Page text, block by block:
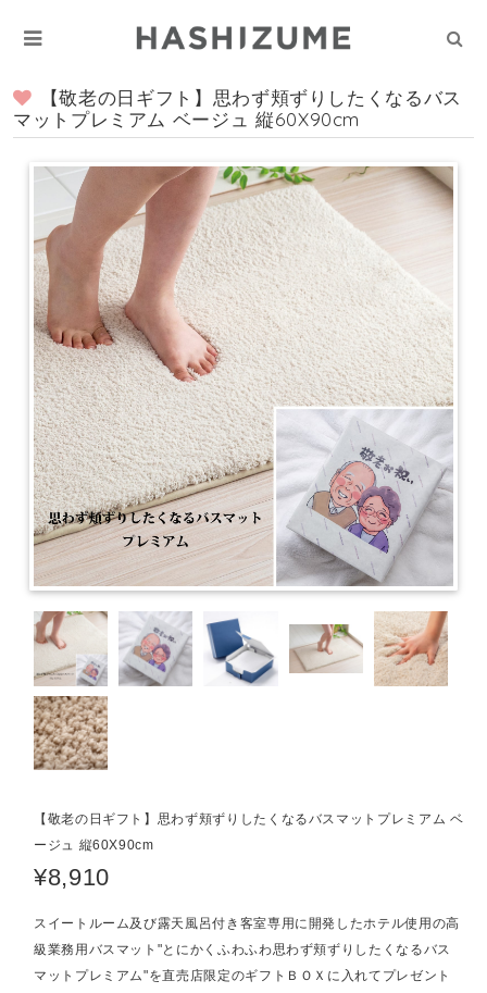
【敬老の日ギフト】思わず頬ずりしたくなるバス
マットプレミアム ベージュ 縦60X90cm
【敬老の日ギフト】思わず頬ずりしたくなるバスマットプレミアム ベ
ージュ 縦60X90cm
¥8,910
スイートルーム及び露天風呂付き客室専用に開発したホテル使用の高
級業務用バスマット"とにかくふわふわ思わず頬ずりしたくなるバス
マットプレミアム"を直売店限定のギフトＢＯＸに入れてプレゼント